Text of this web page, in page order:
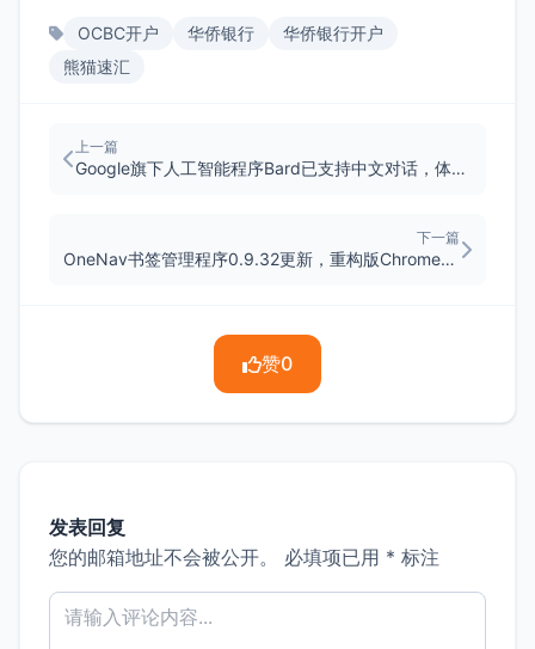
OCBC开户 华侨银行
华侨银行开户
熊猫速汇
上一篇
Google旗下人工智能程序Bard已支持中文对话，体验一般
下一篇
OneNav书签管理程序0.9.32更新，重构版Chrome浏览器扩展发布
赞0
发表回复
您的邮箱地址不会被公开。
必填项已用 * 标注